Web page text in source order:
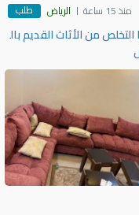
منذ 15 ساعة الرياض طلب
من الأثاث القديم بال